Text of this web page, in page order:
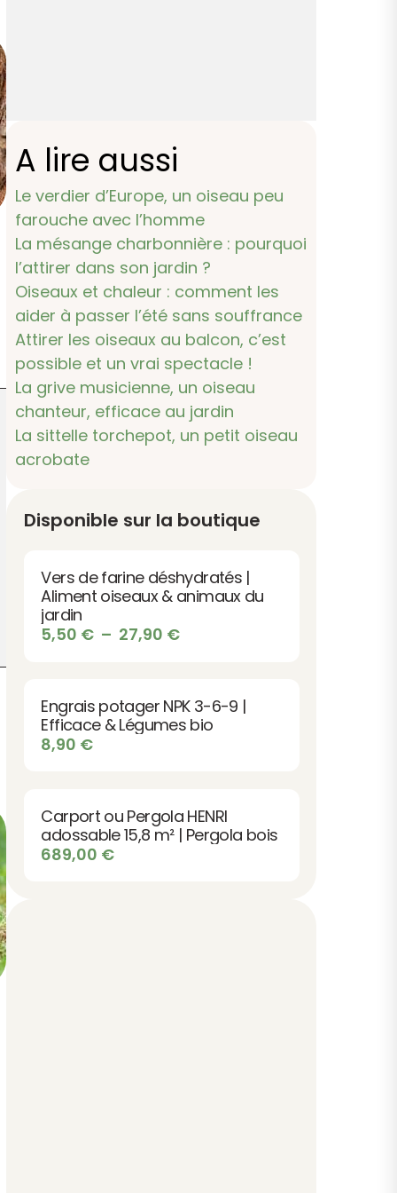
A lire aussi
Le verdier d’Europe, un oiseau peu
farouche avec l’homme
La mésange charbonnière : pourquoi
l’attirer dans son jardin ?
Oiseaux et chaleur : comment les
aider à passer l’été sans souffrance
Attirer les oiseaux au balcon, c’est
possible et un vrai spectacle !
La grive musicienne, un oiseau
chanteur, efficace au jardin
La sittelle torchepot, un petit oiseau
acrobate
Disponible sur la boutique
Vers de farine déshydratés |
Aliment oiseaux & animaux du
jardin
5,50 € – 27,90 €Plage
5,50 €
à
27,90 €
Engrais potager NPK 3-6-9 |
Efficace & Légumes bio
8,90 €
Carport ou Pergola HENRI
adossable 15,8 m² | Pergola bois
689,00 €